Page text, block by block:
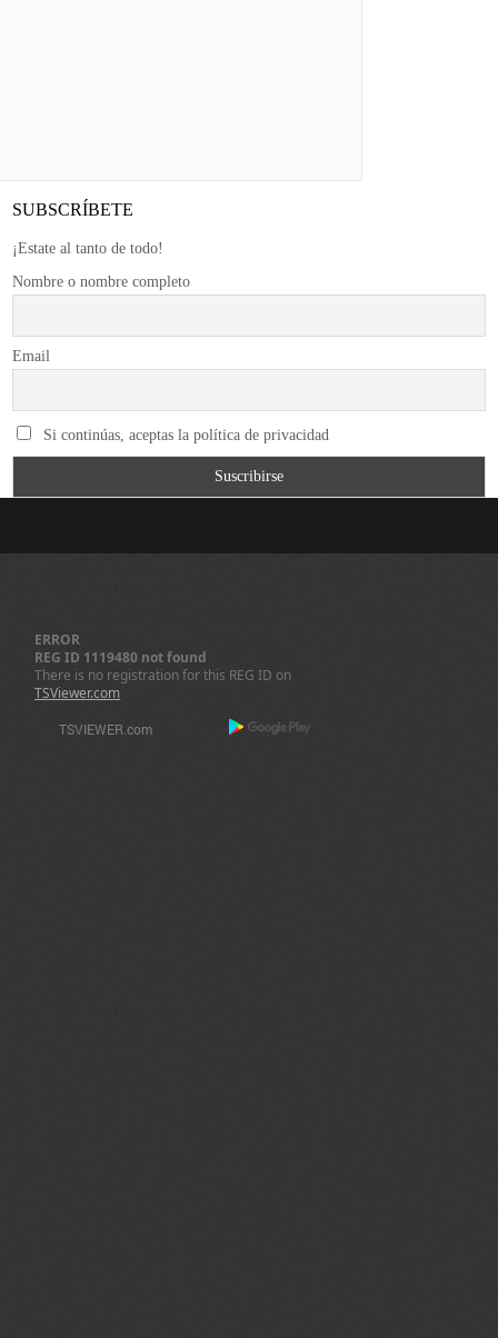
SUBSCRÍBETE
¡Estate al tanto de todo!
Nombre o nombre completo
Email
Si continúas, aceptas la política de privacidad
ERROR
REG ID 1119480 not found
There is no registration for this REG ID on
TSViewer.com